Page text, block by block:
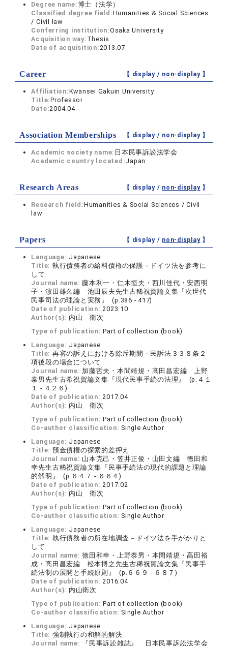
Degree name:博士（法学）
Classified degree field:Humanities & Social Sciences
/ Civil law
Conferring institution:Osaka University
Acquisition way: Thesis
Date of acquisition:2013.07
Career 【 display / non-display】
Affiliation:Kwansei Gakuin University
Title:Professor
Date:2004.04 -
Association Memberships 【 display / non-display】
Academic society name: 日本民事訴訟法学会
Academic country located:Japan
Research Areas 【 display / non-display】
Research field:Humanities & Social Sciences / Civil
law
Papers 【 display / non-display】
Language: Japanese
Title: 執行債務者の給料債権の保護－ドイツ法を参考に
して
Journal name:藤本利一・仁木恒夫・西川佳代・安西明
子・濵田雄久編 池田辰夫先生古稀祝賀論文集『次世代
民事司法の理論と実務』 (p.386 - 417)
Date of publication:2023.10
Author(s): 内山 衛次
Type of publication:Part of collection (book)
Language: Japanese
Title: 再審の訴えにおける除斥期間－民訴法３３８条２
項後段の場合について
Journal name: 加藤哲夫・本間靖規・髙田昌宏編 上野
泰男先生古希祝賀論文集『現代民事手続の法理』 (p.４１
１ - ４２６)
Date of publication:2017.04
Author(s): 内山 衛次
Type of publication:Part of collection (book)
Co-author classification: Single Author
Language: Japanese
Title: 預金債権の探索的差押え
Journal name: 山本克己・笠井正俊・山田文編 徳田和
幸先生古稀祝賀論文集『民事手続法の現代的課題と理論
的解明』 (p.６４７ - ６６４)
Date of publication:2017.02
Author(s): 内山 衛次
Type of publication:Part of collection (book)
Co-author classification: Single Author
Language: Japanese
Title: 執行債務者の所在地調査－ドイツ法を手がかりと
して
Journal name:徳田和幸・上野泰男・本間靖規・高田裕
成・髙田昌宏編 松本博之先生古稀祝賀論文集『民事手
続法制の展開と手続原則』 (p.６６９ - ６８７)
Date of publication:2016.04
Author(s): 内山衛次
Type of publication:Part of collection (book)
Co-author classification: Single Author
Language: Japanese
Title: 強制執行の和解的解決
Journal name:
『民事訴訟雑誌』 日本民事訴訟法学会